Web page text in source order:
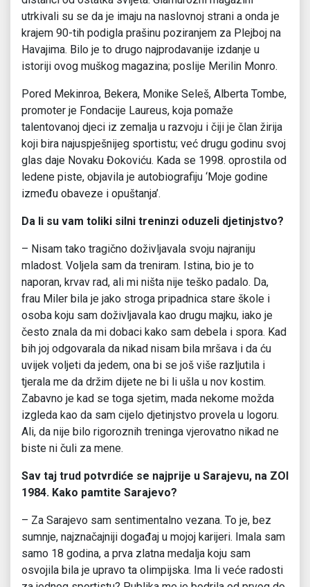
utrkivali su se da je imaju na naslovnoj strani a onda je
krajem 90-tih podigla prašinu poziranjem za Plejboj na
Havajima. Bilo je to drugo najprodavanije izdanje u
istoriji ovog muškog magazina; poslije Merilin Monro.
Pored Mekinroa, Bekera, Monike Seleš, Alberta Tombe,
promoter je Fondacije Laureus, koja pomaže
talentovanoj djeci iz zemalja u razvoju i čiji je član žirija
koji bira najuspješnijeg sportistu; već drugu godinu svoj
glas daje Novaku Đokoviću. Kada se 1998. oprostila od
ledene piste, objavila je autobiografiju ‘Moje godine
između obaveze i opuštanja’.
Da li su vam toliki silni treninzi oduzeli djetinjstvo?
– Nisam tako tragično doživljavala svoju najraniju
mladost. Voljela sam da treniram. Istina, bio je to
naporan, krvav rad, ali mi ništa nije teško padalo. Da,
frau Miler bila je jako stroga pripadnica stare škole i
osoba koju sam doživljavala kao drugu majku, iako je
često znala da mi dobaci kako sam debela i spora. Kad
bih joj odgovarala da nikad nisam bila mršava i da ću
uvijek voljeti da jedem, ona bi se još više razljutila i
tjerala me da držim dijete ne bi li ušla u nov kostim.
Zabavno je kad se toga sjetim, mada nekome možda
izgleda kao da sam cijelo djetinjstvo provela u logoru.
Ali, da nije bilo rigoroznih treninga vjerovatno nikad ne
biste ni čuli za mene.
Sav taj trud potvrdiće se najprije u Sarajevu, na ZOI
1984. Kako pamtite Sarajevo?
– Za Sarajevo sam sentimentalno vezana. To je, bez
sumnje, najznačajniji događaj u mojoj karijeri. Imala sam
samo 18 godina, a prva zlatna medalja koju sam
osvojila bila je upravo ta olimpijska. Ima li veće radosti